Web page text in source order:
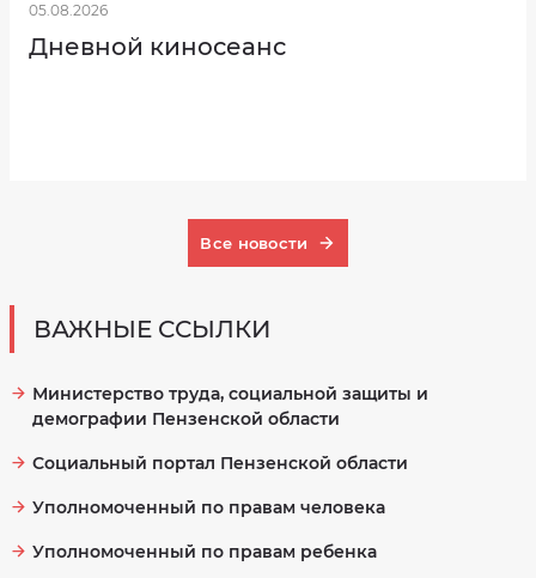
05.08.2026
Дневной киносеанс
Все новости
ВАЖНЫЕ ССЫЛКИ
Министерство труда, социальной защиты и
демографии Пензенской области
Социальный портал Пензенской области
Уполномоченный по правам человека
Уполномоченный по правам ребенка